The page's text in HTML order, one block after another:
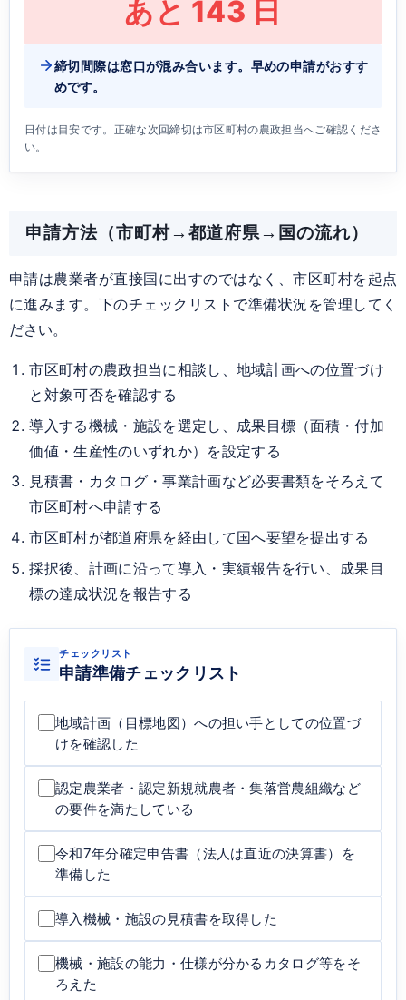
あと 143 日
締切間際は窓口が混み合います。早めの申請がおすす
めです。
日付は目安です。正確な次回締切は市区町村の農政担当へご確認くださ
い。
申請方法（市町村→都道府県→国の流れ）
申請は農業者が直接国に出すのではなく、市区町村を起点
に進みます。下のチェックリストで準備状況を管理してく
ださい。
市区町村の農政担当に相談し、地域計画への位置づけ
と対象可否を確認する
導入する機械・施設を選定し、成果目標（面積・付加
価値・生産性のいずれか）を設定する
見積書・カタログ・事業計画など必要書類をそろえて
市区町村へ申請する
市区町村が都道府県を経由して国へ要望を提出する
採択後、計画に沿って導入・実績報告を行い、成果目
標の達成状況を報告する
チェックリスト
申請準備チェックリスト
地域計画（目標地図）への担い手としての位置づ
けを確認した
認定農業者・認定新規就農者・集落営農組織など
の要件を満たしている
令和7年分確定申告書（法人は直近の決算書）を
準備した
導入機械・施設の見積書を取得した
機械・施設の能力・仕様が分かるカタログ等をそ
ろえた